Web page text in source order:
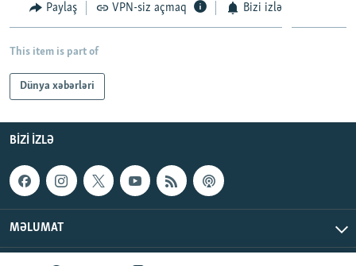
AZADLIQRADIOSU MOBIL TELEFONUNUZDA
RFE/RL-in bütün saytları
Paylaş VPN-siz açmaq Bizi izlə
This item is part of
Dünya xəbərləri
BIZI IZLƏ
MƏLUMAT